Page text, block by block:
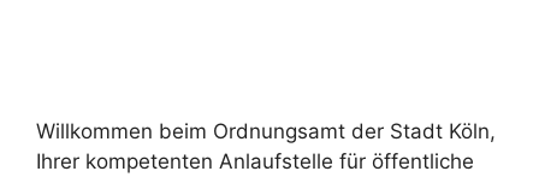
Willkommen beim Ordnungsamt der Stadt Köln,
Ihrer kompetenten Anlaufstelle für öffentliche